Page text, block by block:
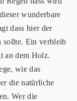
wunderbare
dass hier der
sollte. Ein verbleib
an dem Holz.
wie das
die natürliche
Wer die